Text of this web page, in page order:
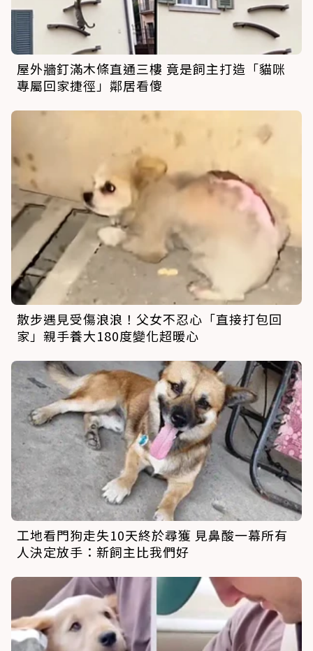
屋外牆釘滿木條直通三樓 竟是飼主打造「貓咪
專屬回家捷徑」鄰居看傻
散步遇見受傷浪浪！父女不忍心「直接打包回
家」親手養大180度變化超暖心
工地看門狗走失10天終於尋獲 見鼻酸一幕所有
人決定放手：新飼主比我們好